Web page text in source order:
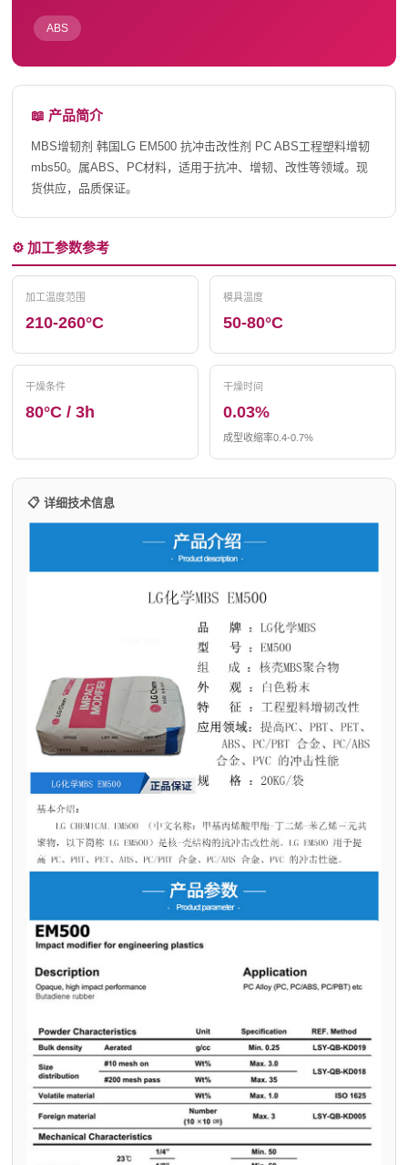
ABS
📖 产品简介
MBS增韧剂 韩国LG EM500 抗冲击改性剂 PC ABS工程塑料增韧
mbs50。属ABS、PC材料，适用于抗冲、增韧、改性等领域。现
货供应，品质保证。
⚙️ 加工参数参考
加工温度范围
210-260°C
模具温度
50-80°C
干燥条件
80°C / 3h
干燥时间
0.03%
成型收缩率0.4-0.7%
📋 详细技术信息